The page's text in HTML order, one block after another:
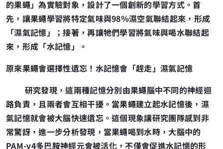
的果蠅」為實驗對象，設計了一個創新的學習方式。首
先，讓果蠅學習將特定氣味與98％濕空氣聯結起來，形成
「濕氣記憶」；接著，再讓牠們學習將氣味與喝水聯結起
來，形成「水記憶」。
原來果蠅會選擇性遺忘！水記憶會「趕走」濕氣記憶
研究發現，這兩種記憶分別由果蠅腦中不同的神經迴
路負責，且兩者會互相干擾。當果蠅建立起水記憶後，濕
氣記憶就會被大腦快速遺忘。這個現象讓研究團隊感到非
常驚訝，進一步分析發現，當果蠅喝到水時，大腦中的
PAM-γ4多巴胺神經元會被活化，不僅會促進水記憶的形